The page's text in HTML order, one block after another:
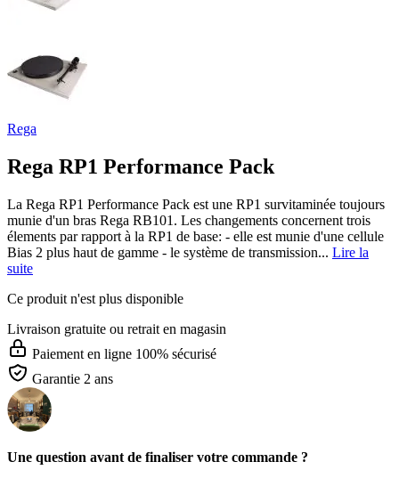
Rega
Rega RP1 Performance Pack
La Rega RP1 Performance Pack est une RP1 survitaminée toujours
munie d'un bras Rega RB101. Les changements concernent trois
élements par rapport à la RP1 de base: - elle est munie d'une cellule
Bias 2 plus haut de gamme - le système de transmission... Lire la
suite
Ce produit n'est plus disponible
Livraison gratuite ou retrait en magasin
Paiement en ligne 100% sécurisé
Garantie 2 ans
Une question avant de finaliser votre commande ?